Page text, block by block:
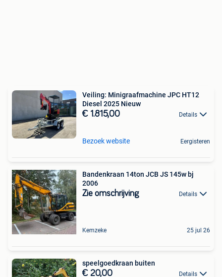
Veiling: Minigraafmachine JPC HT12
Diesel 2025 Nieuw
€ 1.815,00 Details
Bezoek website Eergisteren
Bandenkraan 14ton JCB JS 145w bj
2006
Zie omschrijving Details
Kemzeke 25 jul 26
speelgoedkraan buiten
€ 20,00 Details